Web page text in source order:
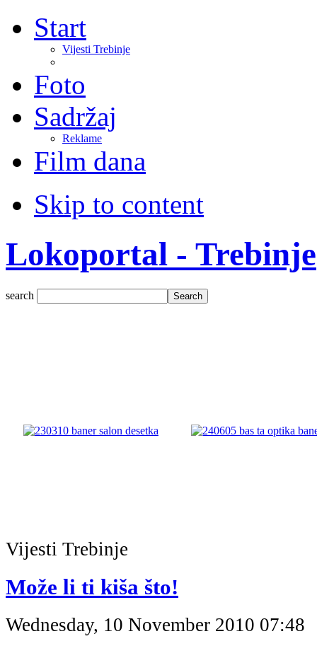
Start
Vijesti Trebinje
Foto
Sadržaj
Reklame
Film dana
Skip to content
Lokoportal - Trebinje
search
Vijesti Trebinje
Može li ti kiša što!
Wednesday, 10 November 2010 07:48